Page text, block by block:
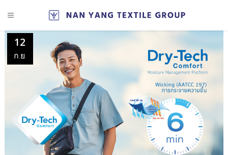
12
ก.ย.